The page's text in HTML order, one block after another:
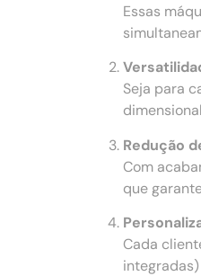
Essas
Seja para
Redução
Com
que
Cada